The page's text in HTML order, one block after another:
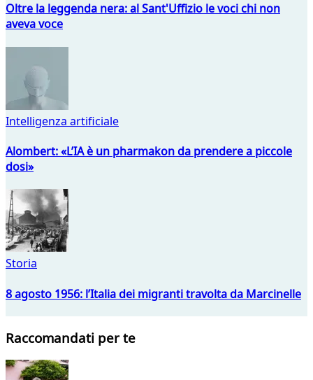
Oltre la leggenda nera: al Sant'Uffizio le voci chi non
aveva voce
Intelligenza artificiale
Alombert: «L’IA è un pharmakon da prendere a piccole
dosi»
Storia
8 agosto 1956: l’Italia dei migranti travolta da Marcinelle
Raccomandati per te